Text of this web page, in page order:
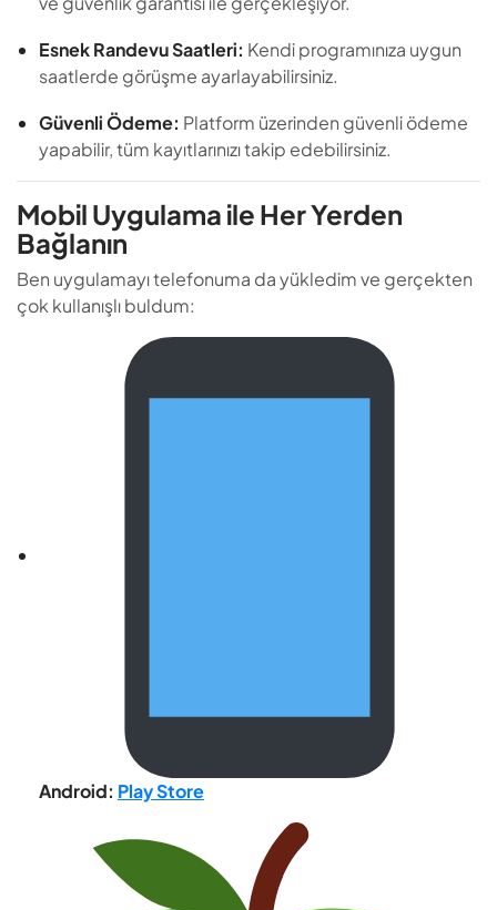
Esnek Randevu Saatleri: Kendi programınıza uygun
saatlerde görüşme ayarlayabilirsiniz.
Güvenli Ödeme: Platform üzerinden güvenli ödeme
yapabilir, tüm kayıtlarınızı takip edebilirsiniz.
Mobil Uygulama ile Her Yerden
Bağlanın
Ben uygulamayı telefonuma da yükledim ve gerçekten
çok kullanışlı buldum:
Android: Play Store